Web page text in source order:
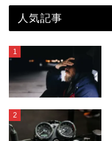
人気記事
1
2